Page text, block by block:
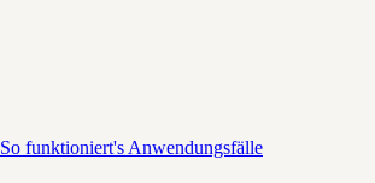
So funktioniert's Anwendungsfälle